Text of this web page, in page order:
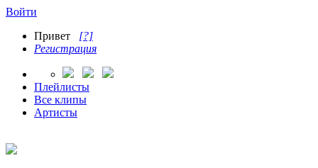
Войти
Привет [?]
Регистрация
Плейлисты
Все клипы
Артисты